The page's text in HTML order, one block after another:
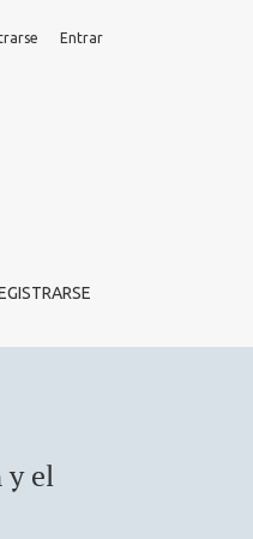
Entrar
y el